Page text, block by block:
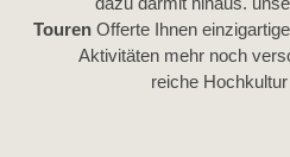
Touren OfferteIhnen
Aktivitäten mehr noch
reiche Hochkultur